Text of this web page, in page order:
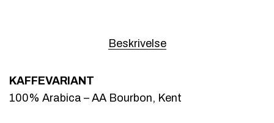
Beskrivelse
KAFFEVARIANT
100% Arabica – AA Bourbon, Kent